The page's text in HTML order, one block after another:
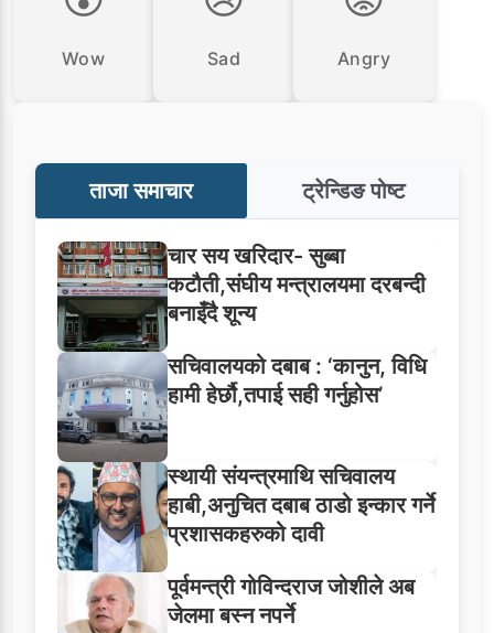
Wow Sad Angry
ताजा समाचार ट्रेन्डिङ पोष्ट
चार सय खरिदार- सुब्बा
कटौती,संघीय मन्त्रालयमा दरबन्दी
बनाइँदै शून्य
सचिवालयको दबाब : ‘कानुन, विधि
हामी हेर्छौ,तपाई सही गर्नुहोस’
स्थायी संयन्त्रमाथि सचिवालय
हाबी,अनुचित दबाब ठाडो इन्कार गर्ने
प्रशासकहरुको दावी
पूर्वमन्त्री गोविन्दराज जोशीले अब
जेलमा बस्न नपर्ने